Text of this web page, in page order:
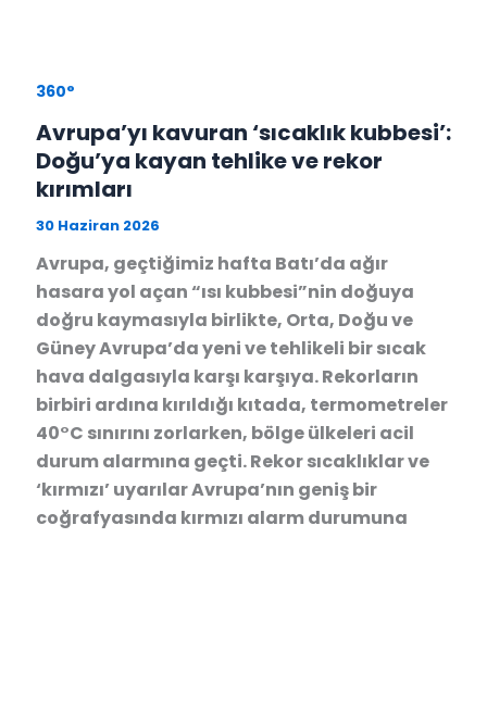
360°
Avrupa’yı kavuran ‘sıcaklık kubbesi’:
Doğu’ya kayan tehlike ve rekor
kırımları
30 Haziran 2026
Avrupa, geçtiğimiz hafta Batı’da ağır
hasara yol açan “ısı kubbesi”nin doğuya
doğru kaymasıyla birlikte, Orta, Doğu ve
Güney Avrupa’da yeni ve tehlikeli bir sıcak
hava dalgasıyla karşı karşıya. Rekorların
birbiri ardına kırıldığı kıtada, termometreler
40°C sınırını zorlarken, bölge ülkeleri acil
durum alarmına geçti. Rekor sıcaklıklar ve
‘kırmızı’ uyarılar Avrupa’nın geniş bir
coğrafyasında kırmızı alarm durumuna